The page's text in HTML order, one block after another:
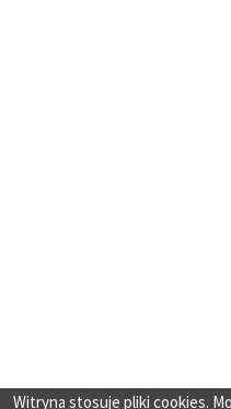
Witryna stosuje pliki cookies.